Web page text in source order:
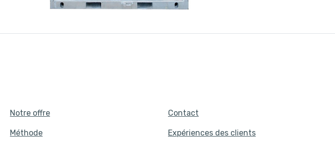
Notre offre
Méthode
Contact
Expériences des clients